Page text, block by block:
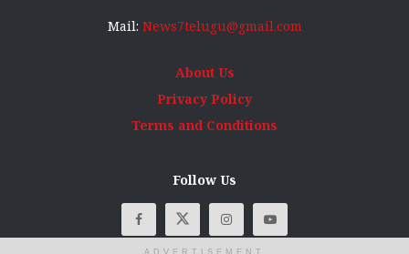
Mail: News7telugu@gmail.com
About Us
Privacy Policy
Terms and Conditions
Follow Us
ADVERTISEMENT